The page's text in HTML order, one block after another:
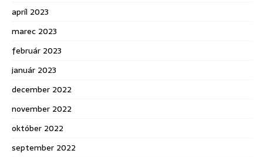
apríl 2023
marec 2023
február 2023
január 2023
december 2022
november 2022
október 2022
september 2022